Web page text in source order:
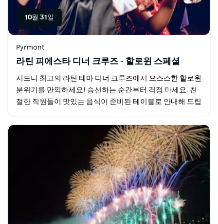
10월 31일
Pyrmont
라틴 피에스타 디너 크루즈 - 할로윈 스페셜
시드니 최고의 라틴 테마 디너 크루즈에서 으스스한 할로윈
분위기를 만끽하세요! 승선하는 순간부터 걱정 마세요. 친
절한 직원들이 맛있는 음식이 준비된 테이블로 안내해 드립